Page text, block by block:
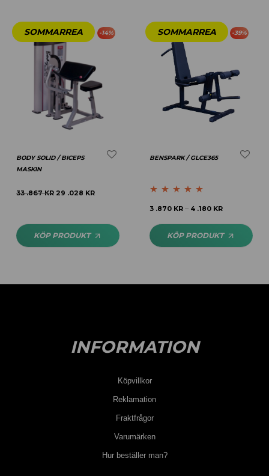
-14%
BODY SOLID / BICEPS
MASKIN
33 .867KR 29 .028 KR
KÖP PRODUKT
-39%
BENSPARK / GLCE365
Betygsatt
4.69
3 .870 KR – 4 .180 KR
KÖP PRODUKT
INFORMATION
Köpvillkor
Reklamation
Fraktfrågor
Varumärken
Hur beställer man?